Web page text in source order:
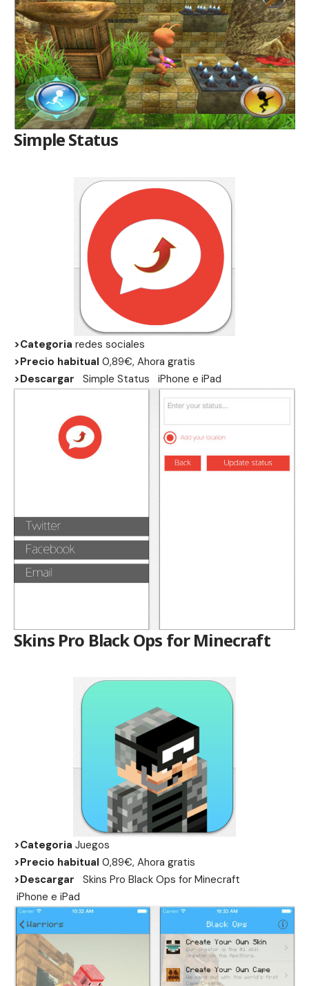
Simple Status
>Categoria redes sociales
>Precio habitual 0,89€, Ahora gratis
>Descargar
Simple Status iPhone e iPad
Skins Pro Black Ops for Minecraft
>Categoria Juegos
>Precio habitual 0,89€, Ahora gratis
>Descargar
Skins Pro Black Ops for Minecraft
iPhone e iPad